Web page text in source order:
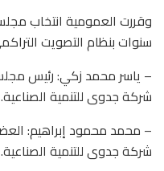
وقررت العمومية انتخاب
سنوات بنظام التصويت
– ياسر محمد زكي: رئيس
شركة جدوى للتنمية الصناعية.
– محمد محمود إبراهيم:
شركة جدوى للتنمية الصناعية.